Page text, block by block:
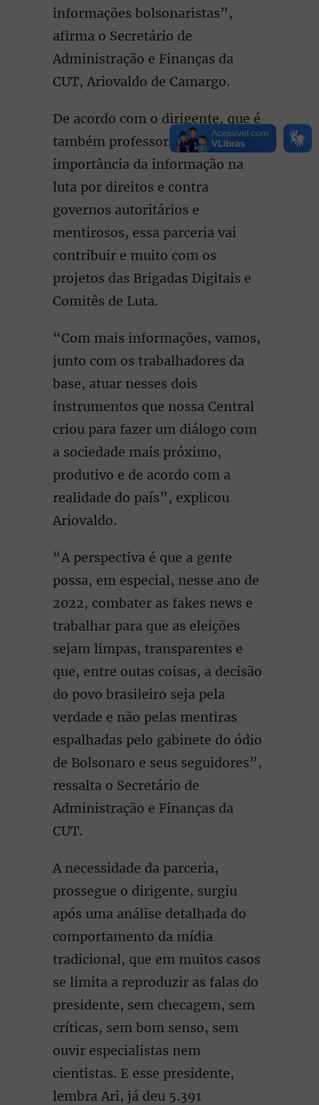
informações bolsonaristas”,
afirma o Secretário de
Administração e Finanças da
CUT, Ariovaldo de Camargo.
De acordo com o dirigente, que é
também professor e sabe da
importância da informação na
luta por direitos e contra
governos autoritários e
mentirosos, essa parceria vai
contribuir e muito com os
projetos das Brigadas Digitais e
Comitês de Luta.
“Com mais informações, vamos,
junto com os trabalhadores da
base, atuar nesses dois
instrumentos que nossa Central
criou para fazer um diálogo com
a sociedade mais próximo,
produtivo e de acordo com a
realidade do país”, explicou
Ariovaldo.
“A perspectiva é que a gente
possa, em especial, nesse ano de
2022, combater as fakes news e
trabalhar para que as eleições
sejam limpas, transparentes e
que, entre outas coisas, a decisão
do povo brasileiro seja pela
verdade e não pelas mentiras
espalhadas pelo gabinete do ódio
de Bolsonaro e seus seguidores”,
ressalta o Secretário de
Administração e Finanças da
CUT.
A necessidade da parceria,
prossegue o dirigente, surgiu
após uma análise detalhada do
comportamento da mídia
tradicional, que em muitos casos
se limita a reproduzir as falas do
presidente, sem checagem, sem
críticas, sem bom senso, sem
ouvir especialistas nem
cientistas. E esse presidente,
lembra Ari, já deu 5.391